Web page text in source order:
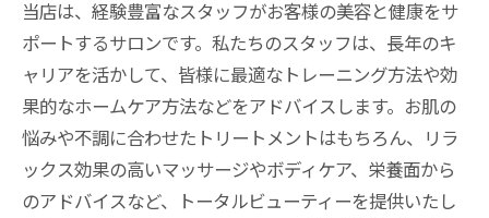
当店は、経験豊富なスタッフがお客様の美容と健康をサ
ポートするサロンです。私たちのスタッフは、長年のキ
ャリアを活かして、皆様に最適なトレーニング方法や効
果的なホームケア方法などをアドバイスします。お肌の
悩みや不調に合わせたトリートメントはもちろん、リラ
ックス効果の高いマッサージやボディケア、栄養面から
のアドバイスなど、トータルビューティーを提供いたし